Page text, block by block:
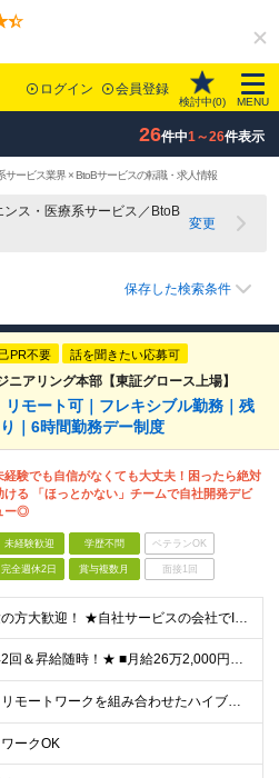
ログイン 会員登録
検討中(0) MENU
26件中1～26件表示
ービス業界 × BtoBサービスの転職・求人情報
ス・医療系サービス／BtoB
変更
保存した検索条件
PR不要 話を聞きたい応募可
アリング本部【東証グロース上場】
モート可｜フレキシブル勤務｜残
｜6時間勤務デー制度
経験でも自信がなくても大丈夫！困ったら絶対
ける 「ほっとかない」チームで自社開発デビ
ー◎
未経験歓迎 学歴不問 ベテランOK
完全週休2日 賞与複数月 面接1回
★未経験の方大歓迎！ ★自社サービスの会社でIT業界デビューを目指しましょう◎ ■学歴不問 ＼以下のような方大歓迎／ ◎ITの仕事に興味がある ◎エンジニアとしてキャリアを築きたい ◎社会貢献性の高
★賞与年2回＆昇給随時！★ ■月給26万2,000円～33万円＋賞与年2回＋交通費 ※前職の給与やスキルを考慮し決定します ※固定残業代（月45時間分／6万9,000円～8万7,000円）を含みます
★出社とリモートワークを組み合わせたハイブリッド勤務！ ★幡ヶ谷駅から徒歩1分！ 【本社】 東京都渋谷区幡ヶ谷1-34-14 宝ビル3F ※(変更の範囲)上記を除く当社関連勤務地
ークOK